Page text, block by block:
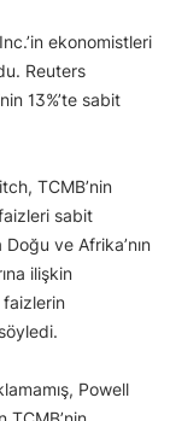
ekonomistleri
Reuters
13%’te sabit
TCMB’nin
sabit
ve Afrika’nın
ilişkin
faizlerin
Powell